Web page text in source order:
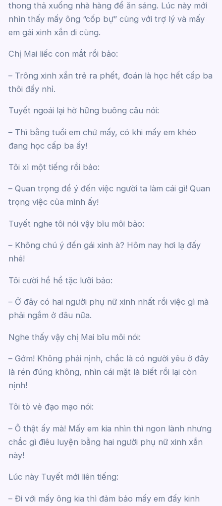
thong thả xuống nhà hàng để ăn sáng. Lúc này mới
nhìn thấy mấy ông “cốp bự” cùng với trợ lý và mấy
em gái xinh xắn đi cùng.
Chị Mai liếc con mắt rồi bảo:
– Trông xinh xắn trẻ ra phết, đoán là học hết cấp ba
thôi đấy nhỉ.
Tuyết ngoái lại hờ hững buông câu nói:
– Thì bằng tuổi em chứ mấy, có khi mấy em khéo
đang học cấp ba ấy!
Tôi xì một tiếng rồi bảo:
– Quan trọng để ý đến việc người ta làm cái gì! Quan
trọng việc của mình ấy!
Tuyết nghe tôi nói vậy bĩu môi bảo:
– Không chú ý đến gái xinh à? Hôm nay hơi lạ đấy
nhé!
Tôi cười hề hề tặc lưỡi bảo:
– Ở đây có hai người phụ nữ xinh nhất rồi việc gì mà
phải ngắm ở đâu nữa.
Nghe thấy vậy chị Mai bĩu môi nói:
– Gớm! Không phải nịnh, chắc là có người yêu ở đây
là rén đúng không, nhìn cái mặt là biết rồi lại còn
nịnh!
Tôi tỏ vẻ đạo mạo nói:
– Ô thật ấy mà! Mấy em kia nhìn thì ngon lành nhưng
chắc gì điêu luyện bằng hai người phụ nữ xinh xắn
này!
Lúc này Tuyết mới liên tiếng:
– Đi với mấy ông kia thì đảm bảo mấy em đấy kinh